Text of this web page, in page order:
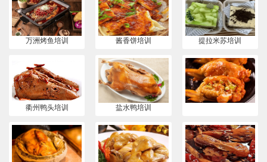
万洲烤鱼培训 酱香饼培训 提拉米苏培训
衢州鸭头培训 盐水鸭培训